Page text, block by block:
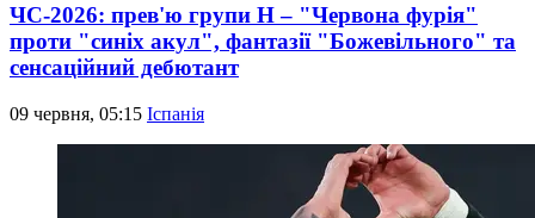
ЧС-2026: прев'ю групи Н – "Червона фурія"
проти "синіх акул", фантазії "Божевільного" та
сенсаційний дебютант
09 червня, 05:15 Іспанія